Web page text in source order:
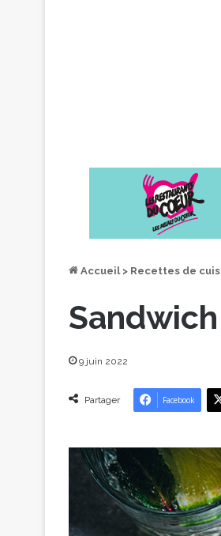
Accueil > Recettes de
9 juin 2022
Partager Facebook